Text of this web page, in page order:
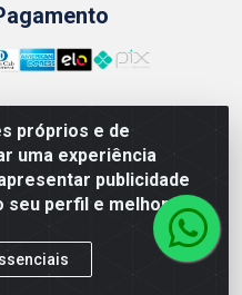
próprios e de
uma experiência
publicidade
seu perfil e melhorar a
ALIMENTICIOS
PENHA CIRCULAR/RJ -
0001-03